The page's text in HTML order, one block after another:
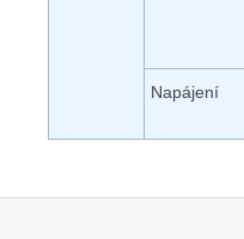
Napájení
Z